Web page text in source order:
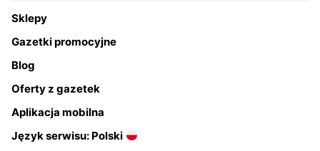
Sklepy
Gazetki promocyjne
Blog
Oferty z gazetek
Aplikacja mobilna
Język serwisu: Polski